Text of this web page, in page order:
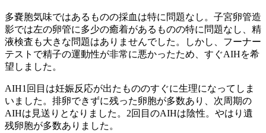
多嚢胞気味ではあるものの採血は特に問題なし。子宮卵管造
影では左の卵管に多少の癒着があるものの特に問題なし、精
液検査も大きな問題はありませんでした。しかし、フーナー
テストで精子の運動性が非常に悪かったため、すぐAIHを希
望しました。
AIH1回目は妊娠反応が出たもののすぐに生理になってしま
いました。排卵できずに残った卵胞が多数あり、次周期の
AIHは見送りとなりました。2回目のAIHは陰性。やはり遺
残卵胞が多数ありました。